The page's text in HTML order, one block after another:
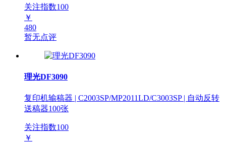
关注指数100
￥
480
暂无点评
理光DF3090
复印机输稿器 | C2003SP/MP2011LD/C3003SP | 自动反转
送稿器100张
关注指数100
￥